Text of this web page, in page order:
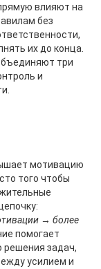
влияют на
без
,
их до конца
три
и
мотивацию
того чтобы
→ более
помогает
решения задач,
усилием и